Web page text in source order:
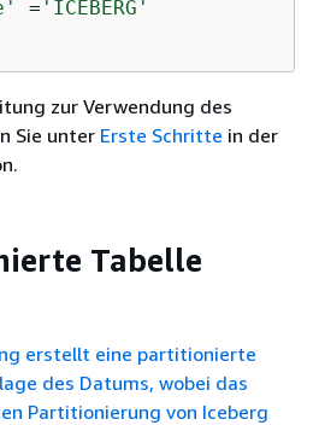
= 'ICEBERG'
zur Verwendung des
Sie unter Erste Schritte in der
Tabelle
erstellt eine partitionierte
des Datums, wobei das
Partitionierung von Iceberg